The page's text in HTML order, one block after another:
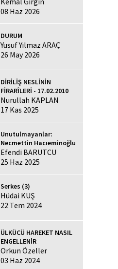
08 Haz 2026
DURUM
Yusuf Yılmaz ARAÇ
26 May 2026
DİRİLİŞ NESLİNİN
FİRARÎLERİ - 17.02.2010
Nurullah KAPLAN
17 Kas 2025
Unutulmayanlar:
Necmettin Hacıeminoğlu
Efendi BARUTCU
25 Haz 2025
Serkes (3)
Hüdai KUŞ
22 Tem 2024
ÜLKÜCÜ HAREKET NASIL
ENGELLENİR
Orkun Özeller
03 Haz 2024